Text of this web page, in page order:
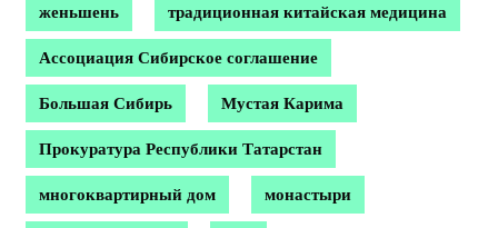
женьшень традиционная китайская медицина
Ассоциация Сибирское соглашение
Большая Сибирь Мустая Карима
Прокуратура Республики Татарстан
многоквартирный дом монастыри